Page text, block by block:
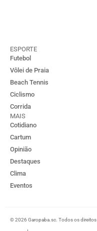
ESPORTE
Futebol
Vôlei de Praia
Beach Tennis
Ciclismo
Corrida
MAIS
Cotidiano
Cartum
Opinião
Destaques
Clima
Eventos
© 2026 Garopaba.sc. Todos os direitos